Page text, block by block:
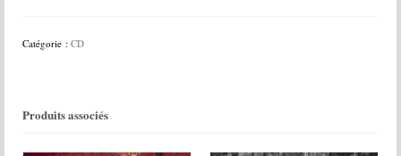
-Catégorie : CD
Produits associés